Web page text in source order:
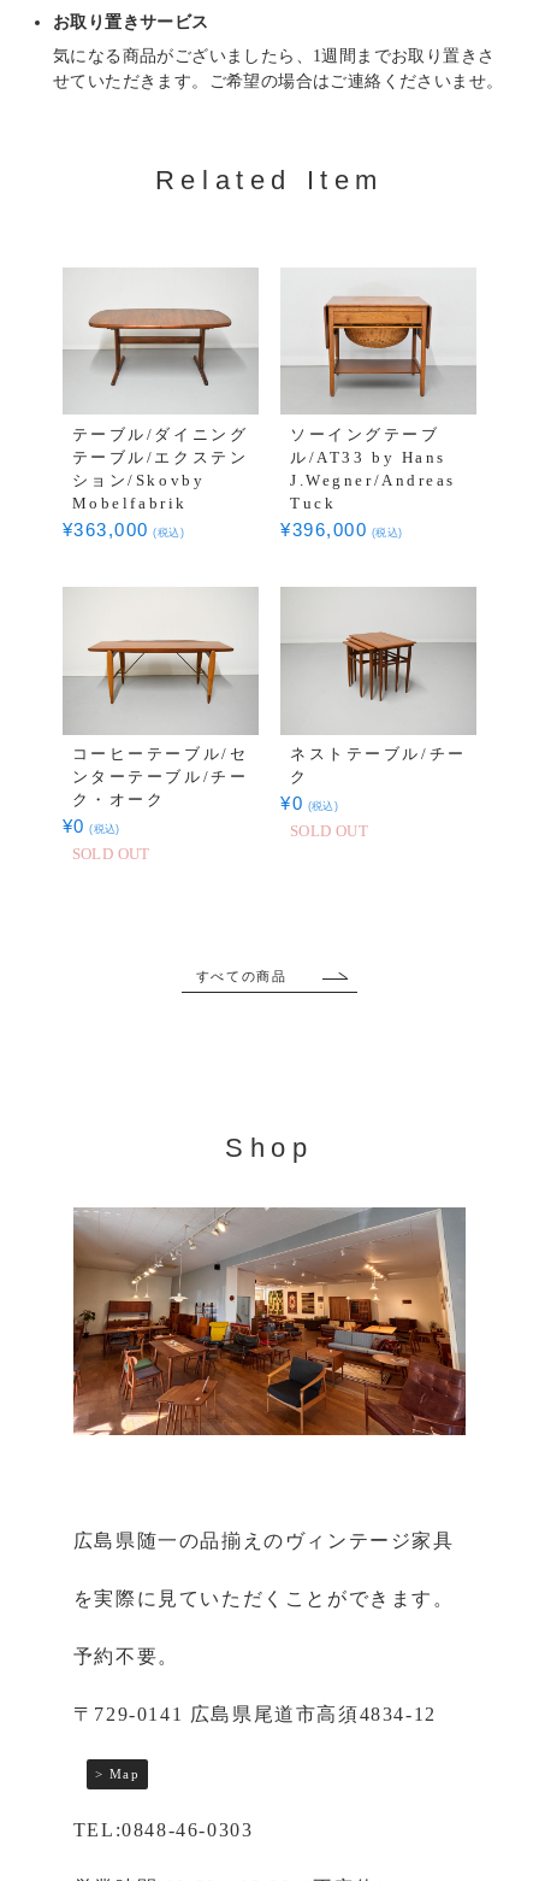
お取り置きサービス
気になる商品がございましたら、1週間までお取り置きさ
せていただきます。ご希望の場合はご連絡くださいませ。
Related Item
テーブル/ダイニング
テーブル/エクステン
ション/Skovby
Mobelfabrik
¥363,000 (税込)
ソーイングテーブ
ル/AT33 by Hans
J.Wegner/Andreas
Tuck
¥396,000 (税込)
SOLD OUT
コーヒーテーブル/セ
ンターテーブル/チー
ク・オーク
¥0 (税込) SOLD OUT
ネストテーブル/チー
ク
¥0 (税込)
すべての商品
Shop
広島県随一の品揃えのヴィンテージ家具
を実際に見ていただくことができます。
予約不要。
〒729-0141 広島県尾道市高須4834-12
> Map
TEL:0848-46-0303